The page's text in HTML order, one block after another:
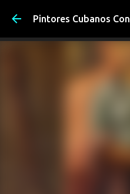
Ir al
Pintores Cubanos